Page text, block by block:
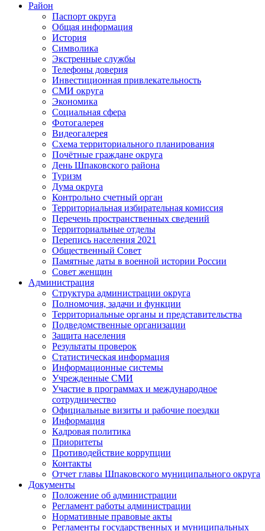
Район
Паспорт округа
Общая информация
История
Символика
Экстренные службы
Телефоны доверия
Инвестиционная привлекательность
СМИ округа
Экономика
Социальная сфера
Фотогалерея
Видеогалерея
Схема территориального планирования
Почётные граждане округа
День Шпаковского района
Туризм
Дума округа
Контрольно счетный орган
Территориальная избирательная комиссия
Перечень пространственных сведений
Территориальные отделы
Перепись населения 2021
Общественный Совет
Памятные даты в военной истории России
Совет женщин
Администрация
Структура администрации округа
Полномочия, задачи и функции
Территориальные органы и представительства
Подведомственные организации
Защита населения
Результаты проверок
Статистическая информация
Информационные системы
Учрежденные СМИ
Участие в программах и международное
сотрудничество
Официальные визиты и рабочие поездки
Информация
Кадровая политика
Приоритеты
Противодействие коррупции
Контакты
Отчет главы Шпаковского муниципального округа
Документы
Положение об администрации
Регламент работы администрации
Нормативные правовые акты
Регламенты государственных и муниципальных